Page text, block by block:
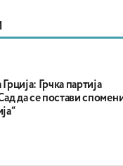
Грчка партија
да се постави